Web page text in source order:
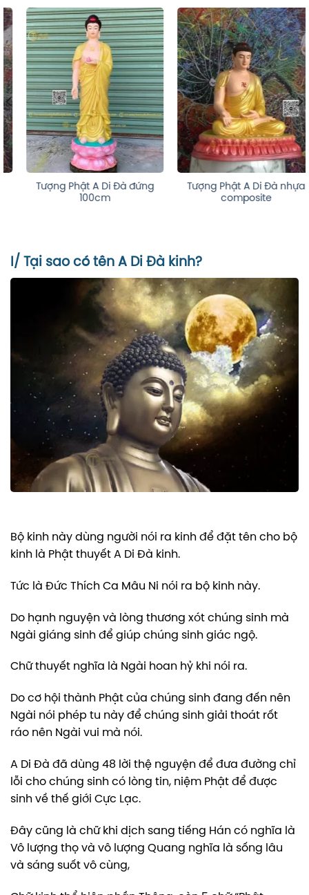
Tượng Phật A Di Đà đứng
100cm
Tượng Phật A Di Đà nhựa
composite
I/ Tại sao có tên A Di Đà kinh?
Bộ kinh này dùng người nói ra kinh để đặt tên cho bộ
kinh là Phật thuyết A Di Đà kinh.
Tức là Đức Thích Ca Mâu Ni nói ra bộ kinh này.
Do hạnh nguyện và lòng thương xót chúng sinh mà
Ngài giáng sinh để giúp chúng sinh giác ngộ.
Chữ thuyết nghĩa là Ngài hoan hỷ khi nói ra.
Do cơ hội thành Phật của chúng sinh đang đến nên
Ngài nói phép tu này để chúng sinh giải thoát rốt
ráo nên Ngài vui mà nói.
A Di Đà đã dùng 48 lời thệ nguyện để đưa đường chỉ
lỗi cho chúng sinh có lòng tin, niệm Phật để được
sinh về thế giới Cực Lạc.
Đây cũng là chữ khi dịch sang tiếng Hán có nghĩa là
Vô lượng thọ và vô lượng Quang nghĩa là sống lâu
và sáng suốt vô cùng,